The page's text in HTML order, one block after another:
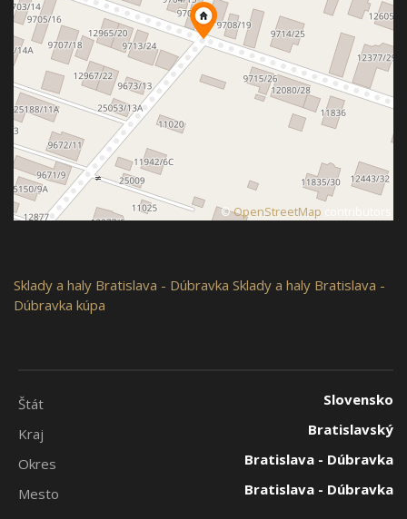
©OpenStreetMap
Sklady a haly Bratislava - Dúbravka Sklady a haly Bratislava -
Dúbravka kúpa
Štát
Slovensko
Kraj
Bratislavský
Okres
Bratislava - Dúbravka
Mesto
Bratislava - Dúbravka